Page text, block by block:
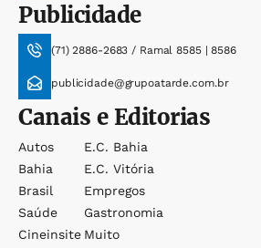
Publicidade
(71) 2886-2683 / Ramal 8585 | 8586
publicidade@grupoatarde.com.br
Canais e Editorias
Autos
Bahia
Brasil
Saúde
Cineinsite
E.c. Bahia
E.c. Vitória
Empregos
Gastronomia
Muito